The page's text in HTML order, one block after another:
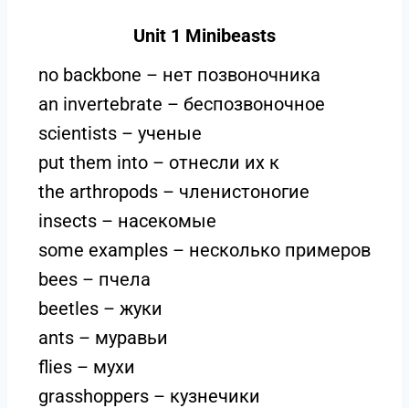
Unit 1 Minibeasts
no backbone – нет позвоночника
an invertebrate – беспозвоночное
scientists – ученые
put them into – отнесли их к
the arthropods – членистоногие
insects – насекомые
some examples – несколько примеров
bees – пчела
beetles – жуки
ants – муравьи
flies – мухи
grasshoppers – кузнечики